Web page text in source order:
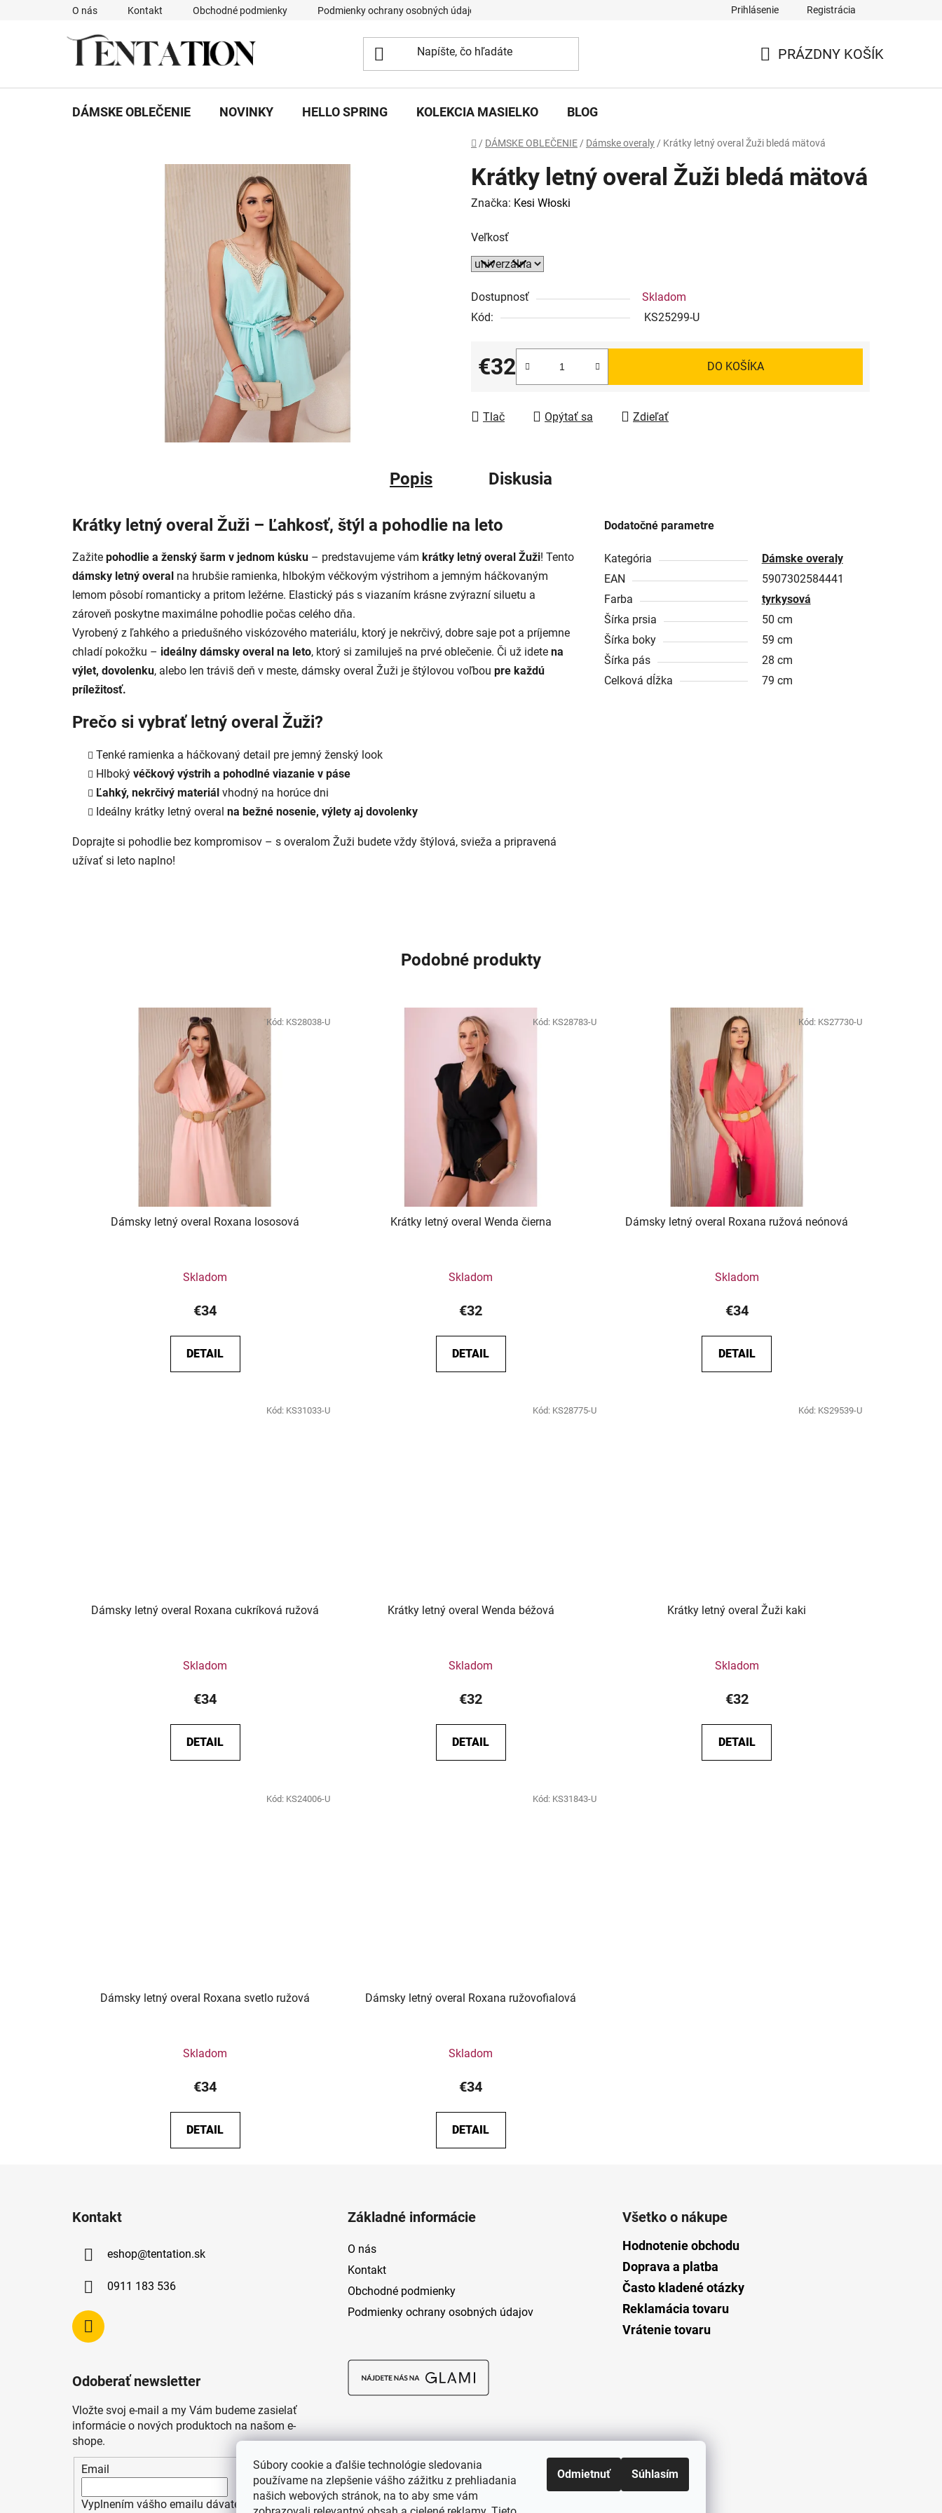
Súbory cookie a ďalšie technológie sledovania
používame na zlepšenie vášho zážitku z prehliadania
našich webových stránok, na to aby sme vám
Odmietnuť Súhlasím
O nás Kontakt Obchodné podmienky Podmienky ochrany osobných údajov Prihlásenie Registrácia
PRÁZDNY KOŠÍK
DÁMSKE OBLEČENIE NOVINKY HELLO SPRING KOLEKCIA MASIELKO BLOG
Domov
/ DÁMSKE OBLEČENIE / Dámske overaly / Krátky letný overal Žuži bledá mätová
Krátky letný overal Žuži bledá mätová
Značka: Kesi Włoski
Veľkosť
Dostupnosť
Skladom
Kód:
KS25299-U
€32
Jednotková cena:
DO KOŠÍKA
Tlač Opýtať sa Zdieľať
Popis Diskusia
Krátky letný overal Žuži – Ľahkosť, štýl a pohodlie na leto
Zažite pohodlie a ženský šarm v jednom kúsku – predstavujeme vám krátky letný overal Žuži! Tento
dámsky letný overal na hrubšie ramienka, hlbokým véčkovým výstrihom a jemným háčkovaným
lemom pôsobí romanticky a pritom ležérne. Elastický pás s viazaním krásne zvýrazní siluetu a
zároveň poskytne maximálne pohodlie počas celého dňa.
Vyrobený z ľahkého a priedušného viskózového materiálu, ktorý je nekrčivý, dobre saje pot a príjemne
chladí pokožku – ideálny dámsky overal na leto, ktorý si zamiluješ na prvé oblečenie. Či už idete na
výlet, dovolenku, alebo len tráviš deň v meste, dámsky overal Žuži je štýlovou voľbou pre každú
príležitosť.
Prečo si vybrať letný overal Žuži?
Tenké ramienka a háčkovaný detail pre jemný ženský look
Hlboký véčkový výstrih a pohodlné viazanie v páse
Ľahký, nekrčivý materiál vhodný na horúce dni
Ideálny krátky letný overal na bežné nosenie, výlety aj dovolenky
Doprajte si pohodlie bez kompromisov – s overalom Žuži budete vždy štýlová, svieža a pripravená
užívať si leto naplno!
Dodatočné parametre
Kategória
Dámske overaly
EAN
5907302584441
Farba
tyrkysová
Šírka prsia
50 cm
Šírka boky
59 cm
Šírka pás
28 cm
Celková dĺžka
79 cm
Podobné produkty
Dámsky letný overal Roxana lososová
Skladom
€34
DETAIL
Kód: KS28038-U
Krátky letný overal Wenda čierna
Skladom
€32
DETAIL
Kód: KS28783-U
Dámsky letný overal Roxana ružová neónová
Skladom
€34
DETAIL
Kód: KS27730-U
Dámsky letný overal Roxana cukríková ružová
Skladom
€34
DETAIL
Kód: KS31033-U
Krátky letný overal Wenda béžová
Skladom
€32
DETAIL
Kód: KS28775-U
Krátky letný overal Žuži kaki
Skladom
€32
DETAIL
Kód: KS29539-U
Dámsky letný overal Roxana svetlo ružová
Skladom
€34
DETAIL
Kód: KS24006-U
Dámsky letný overal Roxana ružovofialová
Skladom
€34
DETAIL
Kód: KS31843-U
Kontakt
eshop@tentation.sk
0911 183 536
Základné informácie
O nás
Kontakt
Obchodné podmienky
Podmienky ochrany osobných údajov
Všetko o nákupe
Hodnotenie obchodu
Doprava a platba
Často kladené otázky
Reklamácia tovaru
Vrátenie tovaru
Odoberať newsletter
Vložte svoj e-mail a my Vám budeme zasielať
informácie o nových produktoch na našom e-
shope.
Email
Vyplnením vášho emailu dávate súhlas so